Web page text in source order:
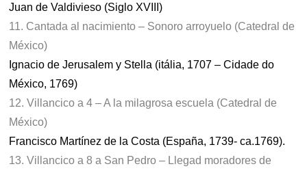
Juan de Valdivieso (Siglo XVIII)
11. Cantada al nacimiento – Sonoro arroyuelo (Catedral de
México)
Ignacio de Jerusalem y Stella (itália, 1707 – Cidade do
México, 1769)
12. Villancico a 4 – A la milagrosa escuela (Catedral de
México)
Francisco Martínez de la Costa (España, 1739- ca.1769).
13. Villancico a 8 a San Pedro – Llegad moradores de